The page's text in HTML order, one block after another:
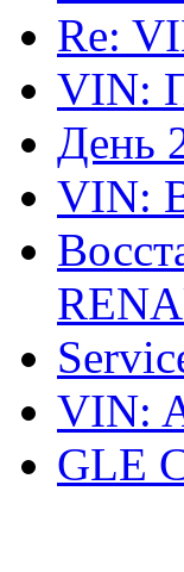
Re:
VIN:
День
VIN:
VIN:
GLE